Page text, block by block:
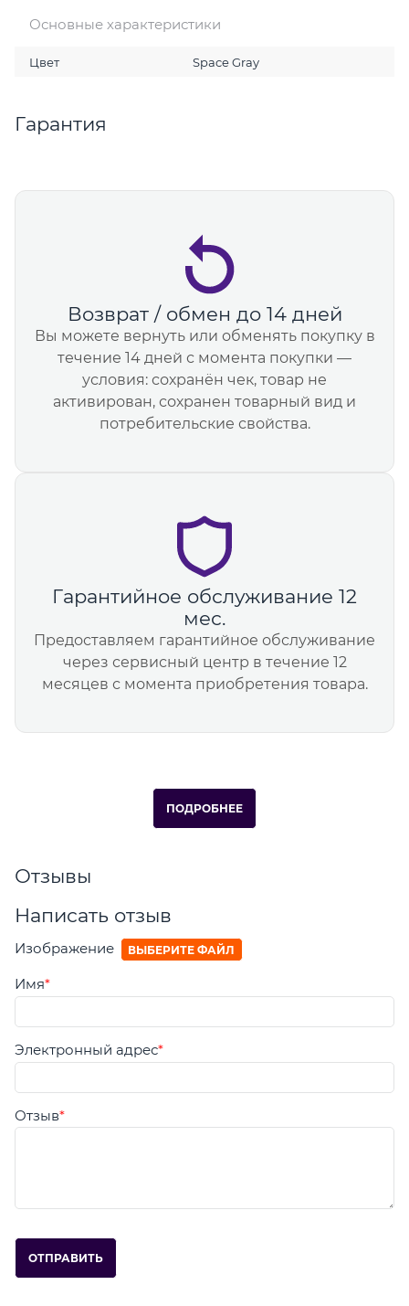
Основные характеристики
Цвет Space Gray
Гарантия
Возврат / обмен до 14 дней
Вы можете вернуть или обменять покупку в
течение 14 дней с момента покупки —
условия: сохранён чек, товар не
активирован, сохранен товарный вид и
потребительские свойства.
Гарантийное обслуживание 12
мес.
Предоставляем гарантийное обслуживание
через сервисный центр в течение 12
месяцев с момента приобретения товара.
ПОДРОБНЕЕ
Отзывы
Написать отзыв
Изображение ВЫБЕРИТЕ ФАЙЛ
Имя
Электронный адрес
Отзыв